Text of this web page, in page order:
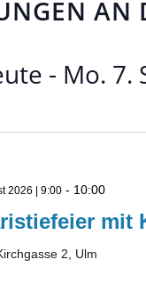
AN
- Mo. 7.
2026 | 9:00 - 10:00
mit
2, Ulm